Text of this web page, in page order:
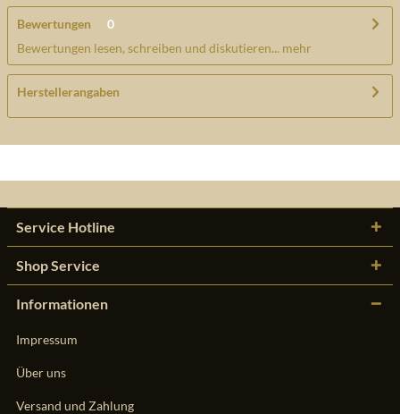
Bewertungen
0
Bewertungen lesen, schreiben und diskutieren... mehr
Herstellerangaben
Service Hotline
Shop Service
Informationen
Impressum
Über uns
Versand und Zahlung